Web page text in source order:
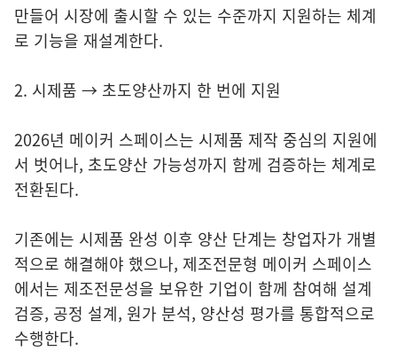
만들어 시장에 출시할 수 있는 수준까지 지원하는 체계
로 기능을 재설계한다.
2. 시제품 → 초도양산까지 한 번에 지원
2026년 메이커 스페이스는 시제품 제작 중심의 지원에
서 벗어나, 초도양산 가능성까지 함께 검증하는 체계로
전환된다.
기존에는 시제품 완성 이후 양산 단계는 창업자가 개별
적으로 해결해야 했으나, 제조전문형 메이커 스페이스
에서는 제조전문성을 보유한 기업이 함께 참여해 설계
검증, 공정 설계, 원가 분석, 양산성 평가를 통합적으로
수행한다.